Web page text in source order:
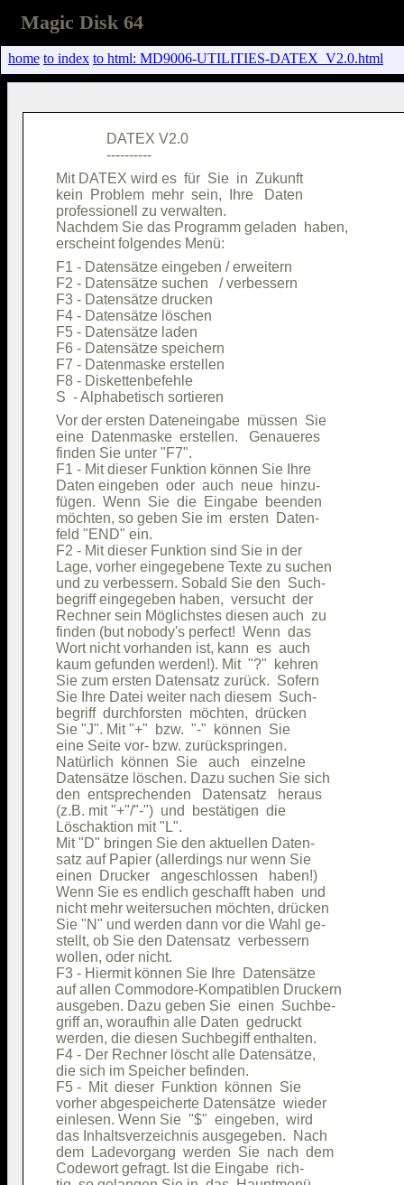
Magic Disk 64
home to index to html: MD9006-UTILITIES-DATEX_V2.0.html
              DATEX V2.0
Mit DATEX wird es  für  Sie  in  Zukunft
kein  Problem  mehr  sein,  Ihre   Daten
professionell zu verwalten.
Nachdem Sie das Programm geladen  haben,
F1 - Datensätze eingeben / erweitern
F2 - Datensätze suchen   / verbessern
F3 - Datensätze drucken
F4 - Datensätze löschen
F5 - Datensätze laden
F6 - Datensätze speichern
F7 - Datenmaske erstellen
F8 - Diskettenbefehle
Vor der ersten Dateneingabe  müssen  Sie
eine  Datenmaske  erstellen.   Genaueres
finden Sie unter "F7".
F1 - Mit dieser Funktion können Sie Ihre
Daten eingeben  oder  auch  neue  hinzu-
fügen.  Wenn  Sie  die  Eingabe  beenden
möchten, so geben Sie im  ersten  Daten-
feld "END" ein.
F2 - Mit dieser Funktion sind Sie in der
Lage, vorher eingegebene Texte zu suchen
und zu verbessern. Sobald Sie den  Such-
begriff eingegeben haben,  versucht  der
Rechner sein Möglichstes diesen auch  zu
finden (but nobody's perfect!  Wenn  das
Wort nicht vorhanden ist, kann  es  auch
kaum gefunden werden!). Mit  "?"  kehren
Sie zum ersten Datensatz zurück.  Sofern
Sie Ihre Datei weiter nach diesem  Such-
begriff  durchforsten  möchten,  drücken
Sie "J". Mit "+"  bzw.  "-"  können  Sie
eine Seite vor- bzw. zurückspringen.
Natürlich  können  Sie   auch   einzelne
Datensätze löschen. Dazu suchen Sie sich
den  entsprechenden   Datensatz   heraus
(z.B. mit "+"/"-")  und  bestätigen  die
Löschaktion mit "L".
Mit "D" bringen Sie den aktuellen Daten-
satz auf Papier (allerdings nur wenn Sie
einen  Drucker   angeschlossen   haben!)
Wenn Sie es endlich geschafft haben  und
nicht mehr weitersuchen möchten, drücken
Sie "N" und werden dann vor die Wahl ge-
stellt, ob Sie den Datensatz  verbessern
wollen, oder nicht.
F3 - Hiermit können Sie Ihre  Datensätze
auf allen Commodore-Kompatiblen Druckern
ausgeben. Dazu geben Sie  einen  Suchbe-
griff an, woraufhin alle Daten  gedruckt
werden, die diesen Suchbegiff enthalten.
F4 - Der Rechner löscht alle Datensätze,
die sich im Speicher befinden.
F5 -  Mit  dieser  Funktion  können  Sie
vorher abgespeicherte Datensätze  wieder
einlesen. Wenn Sie  "$"  eingeben,  wird
das Inhaltsverzeichnis ausgegeben.  Nach
dem  Ladevorgang  werden  Sie  nach  dem
Codewort gefragt. Ist die Eingabe  rich-